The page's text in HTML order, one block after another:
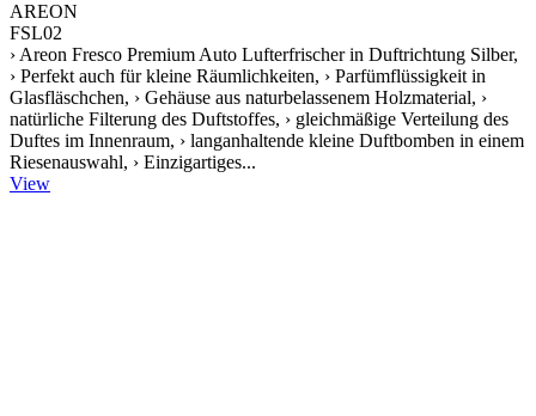
AREON
FSL02
› Areon Fresco Premium Auto Lufterfrischer in Duftrichtung Silber,
› Perfekt auch für kleine Räumlichkeiten, › Parfümflüssigkeit in
Glasfläschchen, › Gehäuse aus naturbelassenem Holzmaterial, ›
natürliche Filterung des Duftstoffes, › gleichmäßige Verteilung des
Duftes im Innenraum, › langanhaltende kleine Duftbomben in einem
Riesenauswahl, › Einzigartiges...
View